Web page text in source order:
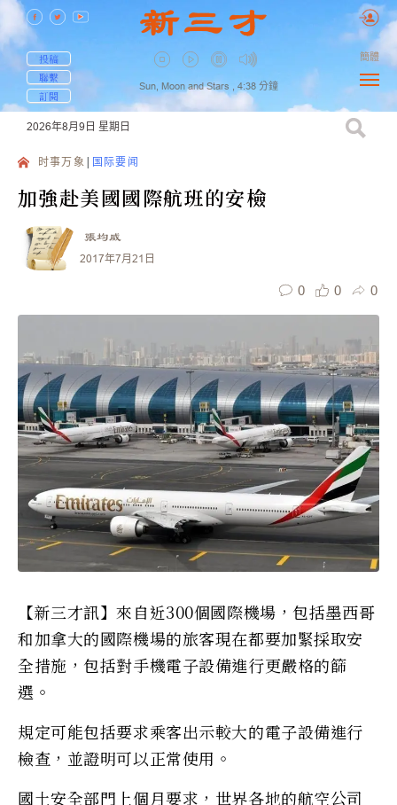
投稿
聯繫
訂閱
Sun, Moon and Stars , 4:38 分鐘
簡體
2026年8月9日 星期日
时事万象 国际要闻
加強赴美國國際航班的安檢
張均威
2017年7月21日
0 0 0
【新三才訊】來自近300個國際機場，包括墨西哥
和加拿大的國際機場的旅客現在都要加緊採取安
全措施，包括對手機電子設備進行更嚴格的篩
選。
規定可能包括要求乘客出示較大的電子設備進行
檢查，並證明可以正常使用。
國土安全部門上個月要求，世界各地的航空公司